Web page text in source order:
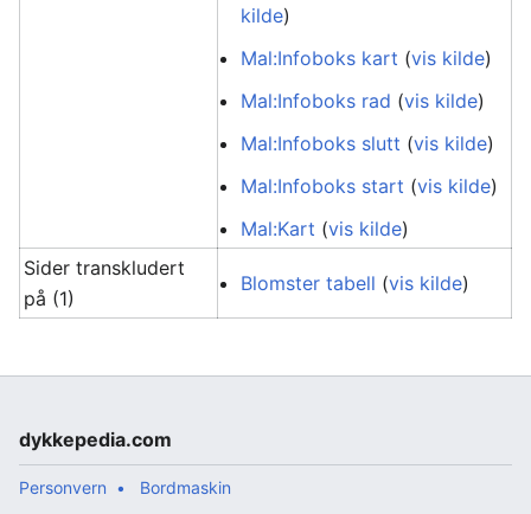
kilde)
Mal:Infoboks kart (vis kilde)
Mal:Infoboks rad (vis kilde)
Mal:Infoboks slutt (vis kilde)
Mal:Infoboks start (vis kilde)
Mal:Kart (vis kilde)
Sider transkludert
på (1)
Blomster tabell (vis kilde)
dykkepedia.com
Personvern Bordmaskin